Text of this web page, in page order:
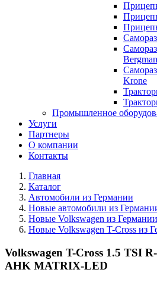
Krone
Промышленное
Услуги
Партнеры
О компании
Контакты
Главная
Каталог
Автомобили из Германии
Новые автомобили из
Новые Volkswagen из Германии
Новые Volkswagen T-Cross из
Volkswagen T-Cross 1.5 TSI
AHK MATRIX-LED